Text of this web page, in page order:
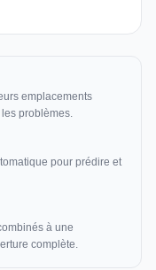
emplacements
problèmes.
pour prédire et
à une
complète.